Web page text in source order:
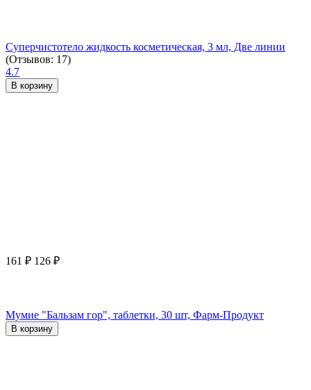
Суперчистотело жидкость косметическая, 3 мл, Две линии
(Отзывов: 17)
4.7
В корзину
161 ₽ 126 ₽
Мумие "Бальзам гор", таблетки, 30 шт, Фарм-Продукт
В корзину